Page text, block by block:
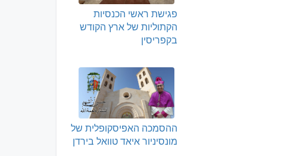
פגישת ראשי הכנסיות
הקתוליות של ארץ הקודש
בקפריסין
ההסמכה האפיסקופלית של
מונסיניור איאד טוואל בירדן